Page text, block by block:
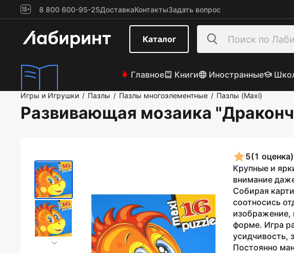
8 800 600-95-25ДоставкаКонтактыЗадать вопрос
Каталог
Главное Книги Иностранные
Игры и Игрушки / Пазлы / Пазлы многоэлементные / Пазлы (Maxi)
Развивающая мозаика
5(1 оценка)
Крупные и
внимание
Собирая
соотносись
изображение,
форме. Игра
усидчивость,
Постоянно